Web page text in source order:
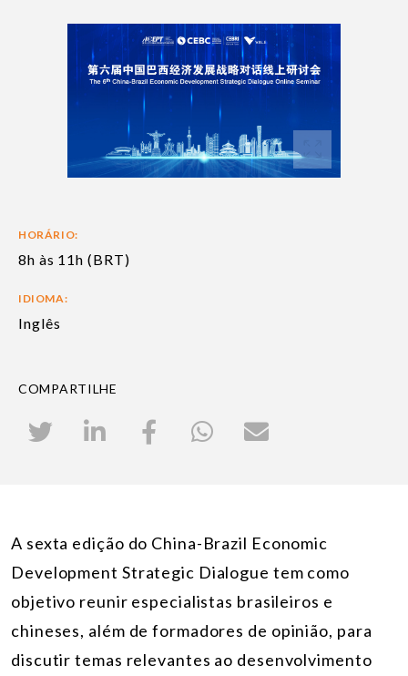
HORÁRIO:
8h às 11h (BRT)
IDIOMA:
Inglês
COMPARTILHE
A sexta edição do China-Brazil Economic
Development Strategic Dialogue tem como
objetivo reunir especialistas brasileiros e
chineses, além de formadores de opinião, para
discutir temas relevantes ao desenvolvimento